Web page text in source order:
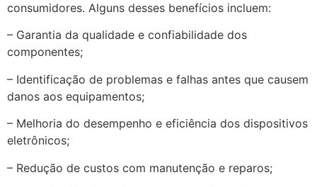
consumidores. Alguns desses benefícios incluem:
– Garantia da qualidade e confiabilidade dos
componentes;
– Identificação de problemas e falhas antes que causem
danos aos equipamentos;
– Melhoria do desempenho e eficiência dos dispositivos
eletrônicos;
– Redução de custos com manutenção e reparos;